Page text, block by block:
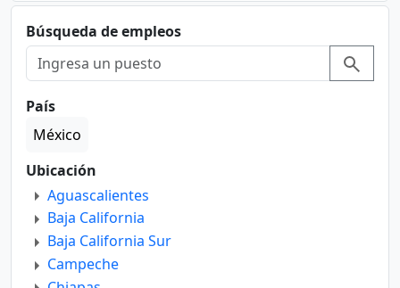
Búsqueda de empleos
País
México
Ubicación
Aguascalientes
Baja California
Baja California Sur
Campeche